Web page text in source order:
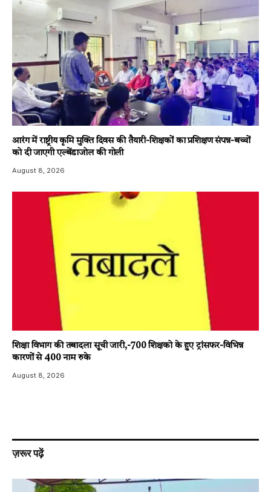
आरंग में राष्ट्रीय कृमि मुक्ति दिवस की तैयारी-शिक्षकों का प्रशिक्षण संपन्न-बच्चों
को दी जाएगी एल्बेंडाजोल की गोली
August 8, 2026
शिक्षा विभाग की तबादला सूची जारी,-700 शिक्षको के हुए ट्रांसफर-विभिन्न
कारणों से 400 नाम रुके
August 8, 2026
ज़रूर पढ़ें